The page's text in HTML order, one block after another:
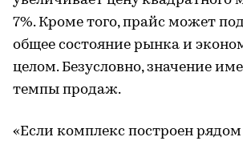
7%. Кроме того, прайс может
общее состояние рынка и
целом. Безусловно, значение
темпы продаж.
«Если комплекс построен